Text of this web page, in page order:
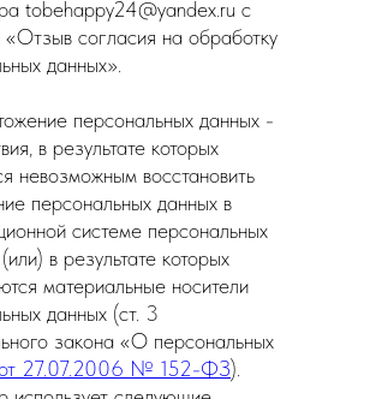
tobehappy24@yandex.ru с
«Отзыв согласия на обработку
данных».
персональных данных -
в результате которых
невозможным восстановить
персональных данных в
системе персональных
в результате которых
материальные носители
данных (ст. 3
закона «О персональных
27.07.2006 № 152-ФЗ).